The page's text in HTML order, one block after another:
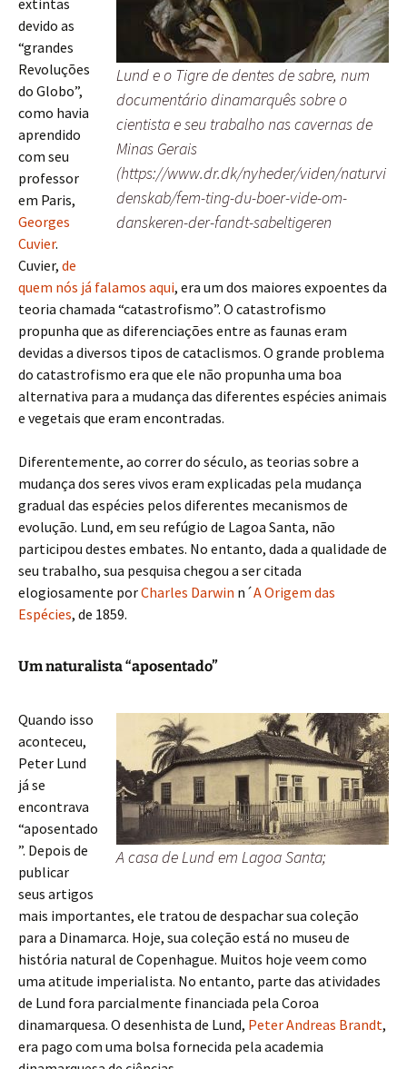
Lund e o Tigre de dentes de sabre, num
documentário dinamarquês sobre o
cientista e seu trabalho nas cavernas de
Minas Gerais
(https://www.dr.dk/nyheder/viden/naturvi
denskab/fem-ting-du-boer-vide-om-
danskeren-der-fandt-sabeltigeren
extintas
devido as
“grandes
Revoluções
do Globo”,
como havia
aprendido
com seu
professor
em Paris,
Georges
Cuvier.
Cuvier, de
quem nós já falamos aqui, era um dos maiores expoentes da
teoria chamada “catastrofismo”. O catastrofismo
propunha que as diferenciações entre as faunas eram
devidas a diversos tipos de cataclismos. O grande problema
do catastrofismo era que ele não propunha uma boa
alternativa para a mudança das diferentes espécies animais
e vegetais que eram encontradas.
Diferentemente, ao correr do século, as teorias sobre a
mudança dos seres vivos eram explicadas pela mudança
gradual das espécies pelos diferentes mecanismos de
evolução. Lund, em seu refúgio de Lagoa Santa, não
participou destes embates. No entanto, dada a qualidade de
seu trabalho, sua pesquisa chegou a ser citada
elogiosamente porCharles Darwin n´A Origem das
Espécies, de 1859.
Um naturalista “aposentado”
A casa de Lund em Lagoa Santa;
Quando isso
aconteceu,
Peter Lund
já se
encontrava
“aposentado
”. Depois de
publicar
seus artigos
mais importantes, ele tratou de despachar sua coleção
para a Dinamarca. Hoje, sua coleção está no museu de
história natural de Copenhague. Muitos hoje veem como
uma atitude imperialista. No entanto, parte das atividades
de Lund fora parcialmente financiada pela Coroa
dinamarquesa. O desenhista de Lund, Peter Andreas Brandt,
era pago com uma bolsa fornecida pela academia